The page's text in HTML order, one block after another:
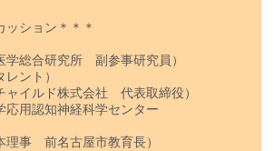
ッション＊＊＊
学総合研究所 副参事研究員）
ント）
ャイルド株式会社 代表取締役）
用認知神経科学センター
理事 前名古屋市教育長）